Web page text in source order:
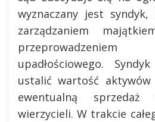
wyznaczany jest
zarządzaniem
przeprowadzeniem
upadłościowego.
ustalić wartość aktywów
ewentualną
wierzycieli. W trakcie